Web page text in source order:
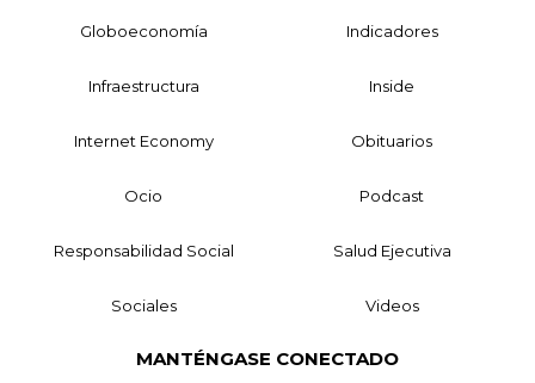
Globoeconomía Indicadores
Infraestructura Inside
Internet Economy Obituarios
Ocio Podcast
Responsabilidad Social Salud Ejecutiva
Sociales Videos
MANTÉNGASE CONECTADO